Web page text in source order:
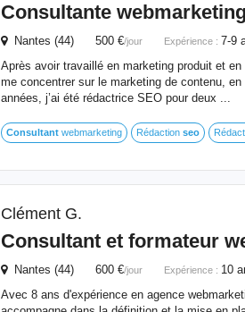
Consultante
Nantes (44) 500 €/jour Expérience : 7-9
Après avoir travaillé en marketing produit et
me concentrer sur le marketing de contenu,
années, j’ai été rédactrice SEO pour deux ...
Consultantwebmarketing Rédaction seo
Clément G.
Consultantet formateur
Nantes (44) 600 €/jour Expérience : 10
Avec 8 ans d'expérience en agence